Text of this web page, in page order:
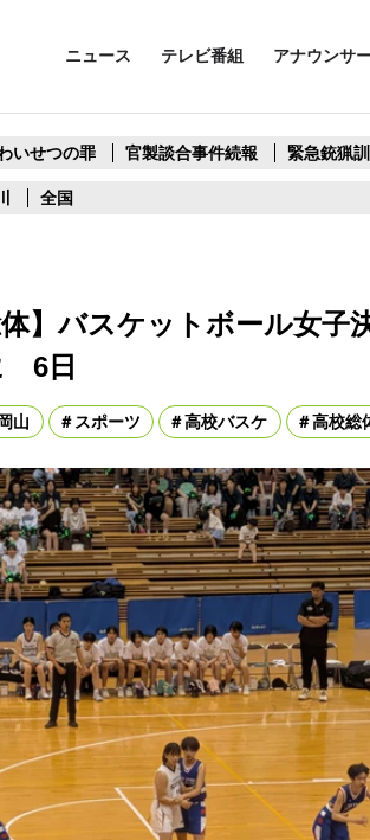
ニュース テレビ番組 アナウンサ
いせつの罪 官製談合事件続報 緊急銃猟
全国
体】バスケットボール女
6日
岡山 スポーツ 高校バスケ 高校総